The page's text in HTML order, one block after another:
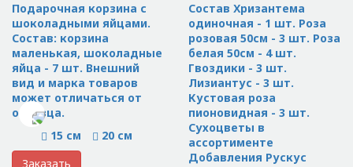
Подарочная корзина с
шоколадными яйцами.
Состав: корзина
маленькая, шоколадные
яйца - 7 шт. Внешний
вид и марка товаров
может отличаться от
образца.
15 см
20 см
Заказать
Состав Хризантема
одиночная - 1 шт. Роза
розовая 50см - 3 шт. Роза
белая 50см - 4 шт.
Гвоздики - 3 шт.
Лизиантус - 3 шт.
Кустовая роза
пионовидная - 3 шт.
Сухоцветы в
ассортименте
Добавления Рускус